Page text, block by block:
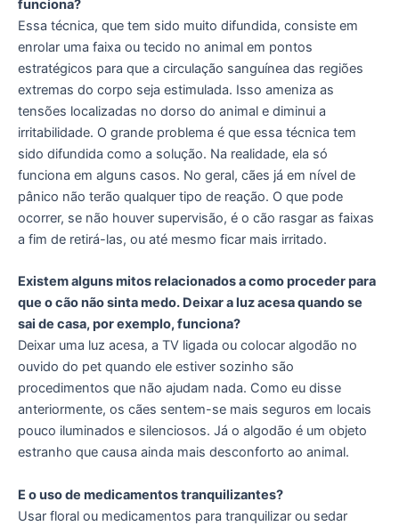
funciona?
Essa técnica, que tem sido muito difundida, consiste em
enrolar uma faixa ou tecido no animal em pontos
estratégicos para que a circulação sanguínea das regiões
extremas do corpo seja estimulada. Isso ameniza as
tensões localizadas no dorso do animal e diminui a
irritabilidade. O grande problema é que essa técnica tem
sido difundida como a solução. Na realidade, ela só
funciona em alguns casos. No geral, cães já em nível de
pânico não terão qualquer tipo de reação. O que pode
ocorrer, se não houver supervisão, é o cão rasgar as faixas
a fim de retirá-las, ou até mesmo ficar mais irritado.
Existem alguns mitos relacionados a como proceder para
que o cão não sinta medo. Deixar a luz acesa quando se
sai de casa, por exemplo, funciona?
Deixar uma luz acesa, a TV ligada ou colocar algodão no
ouvido do pet quando ele estiver sozinho são
procedimentos que não ajudam nada. Como eu disse
anteriormente, os cães sentem-se mais seguros em locais
pouco iluminados e silenciosos. Já o algodão é um objeto
estranho que causa ainda mais desconforto ao animal.
E o uso de medicamentos tranquilizantes?
Usar floral ou medicamentos para tranquilizar ou sedar